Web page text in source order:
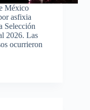
México
asfixia
Selección
2026. Las
ocurrieron